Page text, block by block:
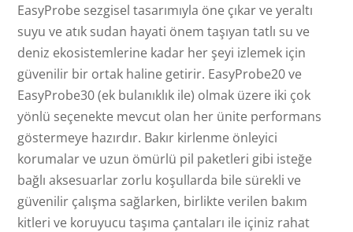
EasyProbe sezgisel tasarımıyla öne çıkar ve yeraltı
suyu ve atık sudan hayati önem taşıyan tatlı su ve
deniz ekosistemlerine kadar her şeyi izlemek için
güvenilir bir ortak haline getirir. EasyProbe20 ve
EasyProbe30 (ek bulanıklık ile) olmak üzere iki çok
yönlü seçenekte mevcut olan her ünite performans
göstermeye hazırdır. Bakır kirlenme önleyici
korumalar ve uzun ömürlü pil paketleri gibi isteğe
bağlı aksesuarlar zorlu koşullarda bile sürekli ve
güvenilir çalışma sağlarken, birlikte verilen bakım
kitleri ve koruyucu taşıma çantaları ile içiniz rahat